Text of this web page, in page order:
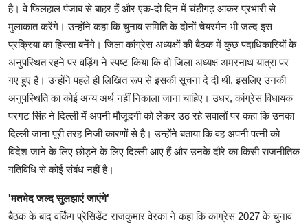
है। वे फिलहाल पंजाब से बाहर हैं और एक-दो दिन में चंडीगढ़ आकर प्रभारी से
मुलाकात करेंगे। उन्होंने कहा कि चुनाव समिति के दोनों चेयरमैन भी जल्द इस
प्रक्रिया का हिस्सा बनेंगे। जिला कांग्रेस अध्यक्षों की बैठक में कुछ पदाधिकारियों के
अनुपस्थित रहने पर वड़िंग ने स्पष्ट किया कि दो जिला अध्यक्ष अमरनाथ यात्रा पर
गए हुए हैं। उन्होंने पहले ही लिखित रूप से इसकी सूचना दे दी थी, इसलिए उनकी
अनुपस्थिति का कोई अन्य अर्थ नहीं निकाला जाना चाहिए। उधर, कांग्रेस विधायक
परगट सिंह ने दिल्ली में अपनी मौजूदगी को लेकर उठ रहे सवालों पर कहा कि उनका
दिल्ली जाना पूरी तरह निजी कारणों से है। उन्होंने बताया कि वह अपनी पत्नी को
विदेश जाने के लिए छोड़ने के लिए दिल्ली आए हैं और उनके दौरे का किसी राजनीतिक
गतिविधि से कोई संबंध नहीं है।
'मतभेद जल्द सुलझाएं जाएंगे'
बैठक के बाद वर्किंग प्रेसिडेंट राजकुमार वेरका ने कहा कि कांग्रेस 2027 के चुनाव